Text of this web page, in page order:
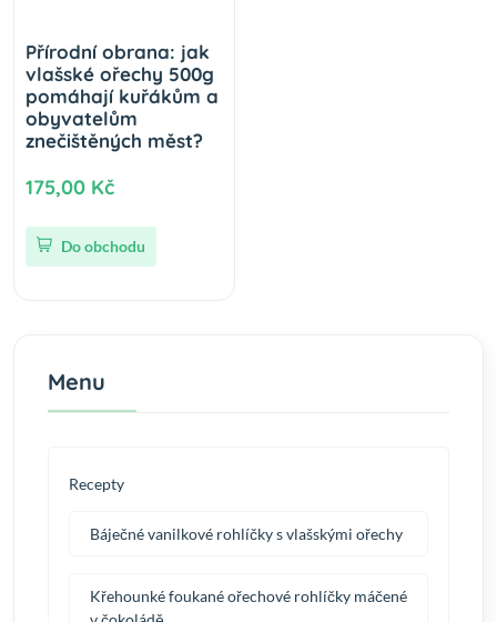
Přírodní obrana: jak
vlašské ořechy 500g
pomáhají kuřákům a
obyvatelům
znečištěných měst?
175,00 Kč
Do obchodu
Menu
Recepty
Báječné vanilkové rohlíčky s vlašskými ořechy
Křehounké foukané ořechové rohlíčky máčené